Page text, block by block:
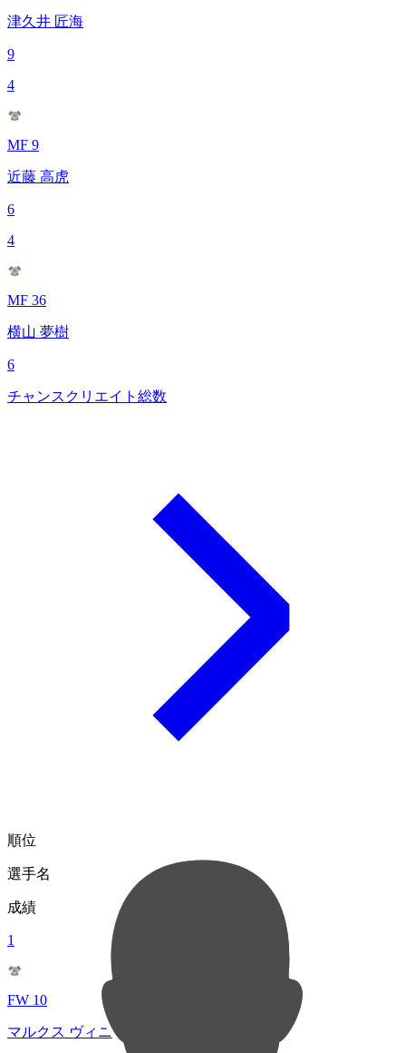
津久井 匠海
9
4
MF 9
近藤 高虎
6
4
MF 36
横山 夢樹
6
チャンスクリエイト総数
順位
選手名
成績
1
FW 10
マルクス ヴィニシウス